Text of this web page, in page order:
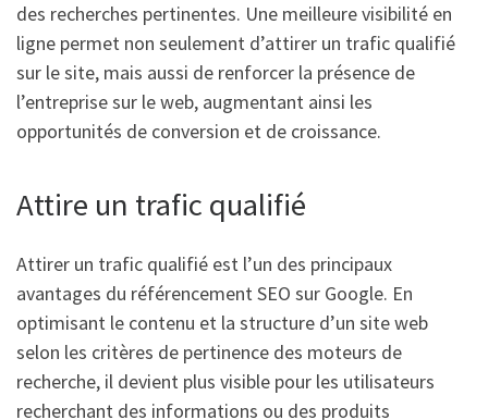
des recherches pertinentes. Une meilleure visibilité en
ligne permet non seulement d’attirer un trafic qualifié
sur le site, mais aussi de renforcer la présence de
l’entreprise sur le web, augmentant ainsi les
opportunités de conversion et de croissance.
Attire un trafic qualifié
Attirer un trafic qualifié est l’un des principaux
avantages du référencement SEO sur Google. En
optimisant le contenu et la structure d’un site web
selon les critères de pertinence des moteurs de
recherche, il devient plus visible pour les utilisateurs
recherchant des informations ou des produits